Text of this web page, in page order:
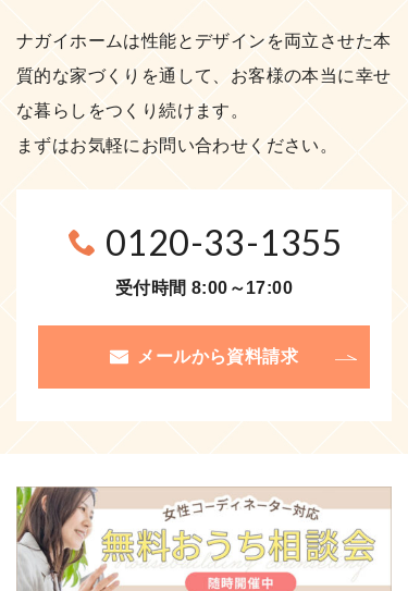
ナガイホームは性能とデザインを両立させた本
質的な家づくりを通して、お客様の本当に幸せ
な暮らしをつくり続けます。
まずはお気軽にお問い合わせください。
0120-33-1355
受付時間 8:00～17:00
メールから資料請求